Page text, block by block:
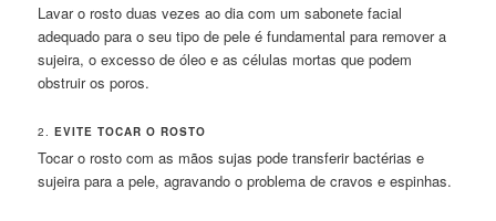
Lavar o rosto duas vezes ao dia com um sabonete facial
adequado para o seu tipo de pele é fundamental para remover a
sujeira, o excesso de óleo e as células mortas que podem
obstruir os poros.
2.EVITE TOCAR O ROSTO
Tocar o rosto com as mãos sujas pode transferir bactérias e
sujeira para a pele, agravando o problema de cravos e espinhas.